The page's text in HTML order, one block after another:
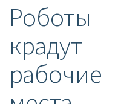
Роботы
крадут
рабочие